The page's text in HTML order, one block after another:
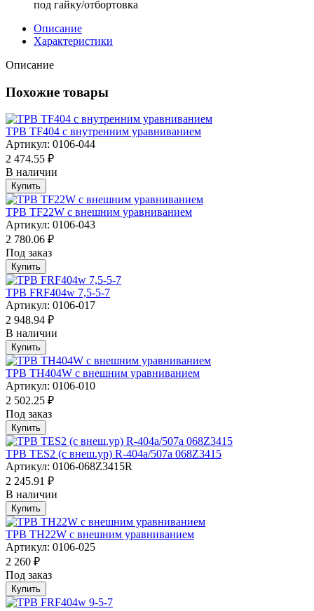
под гайку/отбортовка
Описание
Характеристики
Описание
Похожие товары
ТРВ TF404 с внутренним уравниванием
Артикул: 0106-044
2 474.55 ₽
В наличии
Купить
ТРВ TF22W с внешним уравниванием
Артикул: 0106-043
2 780.06 ₽
Под заказ
Купить
ТРВ FRF404w 7,5-5-7
Артикул: 0106-017
2 948.94 ₽
В наличии
Купить
ТРВ TH404W с внешним уравниванием
Артикул: 0106-010
2 502.25 ₽
Под заказ
Купить
ТРВ TES2 (с внеш.ур) R-404a/507а 068Z3415
Артикул: 0106-068Z3415R
2 245.91 ₽
В наличии
Купить
ТРВ TH22W с внешним уравниванием
Артикул: 0106-025
2 260 ₽
Под заказ
Купить